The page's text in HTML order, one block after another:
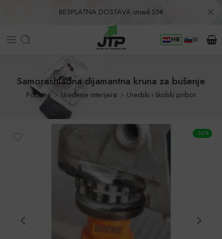
BESPLATNA DOSTAVA iznad 55€
Povrat u roku od 30 dana! HR SI
Samorashladna dijamantna kruna za bušenje
Početna Uređenje interijera Uredski i školski pribor
-32%